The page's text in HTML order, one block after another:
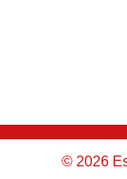
© 2026